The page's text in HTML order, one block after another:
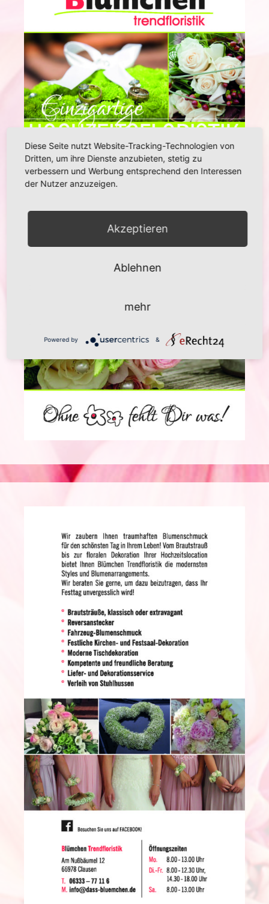
Diese Seite nutzt Website-Tracking-Technologien von
Dritten, um ihre Dienste anzubieten, stetig zu
verbessern und Werbung entsprechend den Interessen
der Nutzer anzuzeigen.
Akzeptieren
Ablehnen
mehr
Powered by &